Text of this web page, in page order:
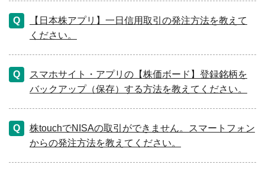
【日本株アプリ】一日信用取引の発注方法を教えて
ください。
スマホサイト・アプリの【株価ボード】登録銘柄を
バックアップ（保存）する方法を教えてください。
株touchでNISAの取引ができません。スマートフォン
からの発注方法を教えてください。